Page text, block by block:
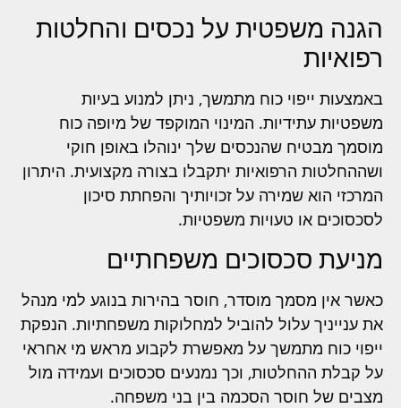
הגנה משפטית על נכסים והחלטות
רפואיות
באמצעות ייפוי כוח מתמשך, ניתן למנוע בעיות
משפטיות עתידיות. המינוי המוקפד של מיופה כוח
מוסמך מבטיח שהנכסים שלך ינוהלו באופן חוקי
ושההחלטות הרפואיות יתקבלו בצורה מקצועית. היתרון
המרכזי הוא שמירה על זכויותיך והפחתת סיכון
לסכסוכים או טעויות משפטיות.
מניעת סכסוכים משפחתיים
כאשר אין מסמך מוסדר, חוסר בהירות בנוגע למי מנהל
את ענייניך עלול להוביל למחלוקות משפחתיות. הנפקת
ייפוי כוח מתמשך על מאפשרת לקבוע מראש מי אחראי
על קבלת ההחלטות, וכך נמנעים סכסוכים ועמידה מול
מצבים של חוסר הסכמה בין בני משפחה.